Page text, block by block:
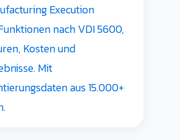
Execution
nach VDI 5600,
Kosten und
Mit
aus 15.000+